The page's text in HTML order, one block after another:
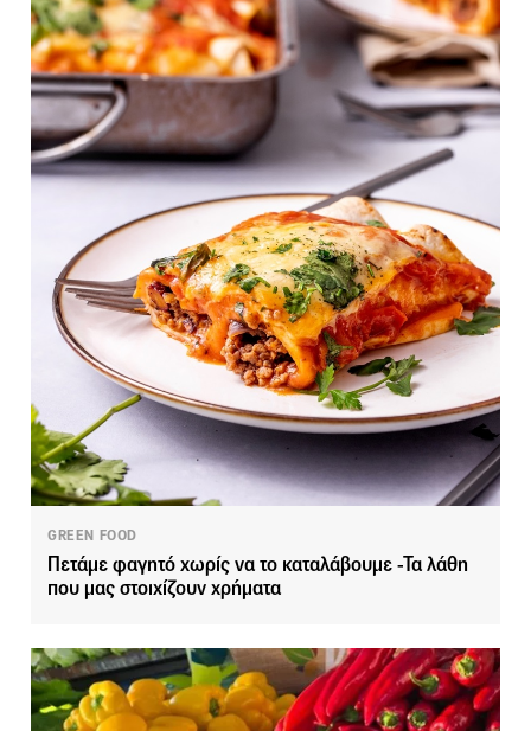
GREEN FOOD
Πετάμε φαγητό χωρίς να το καταλάβουμε -Τα λάθη
που μας στοιχίζουν χρήματα